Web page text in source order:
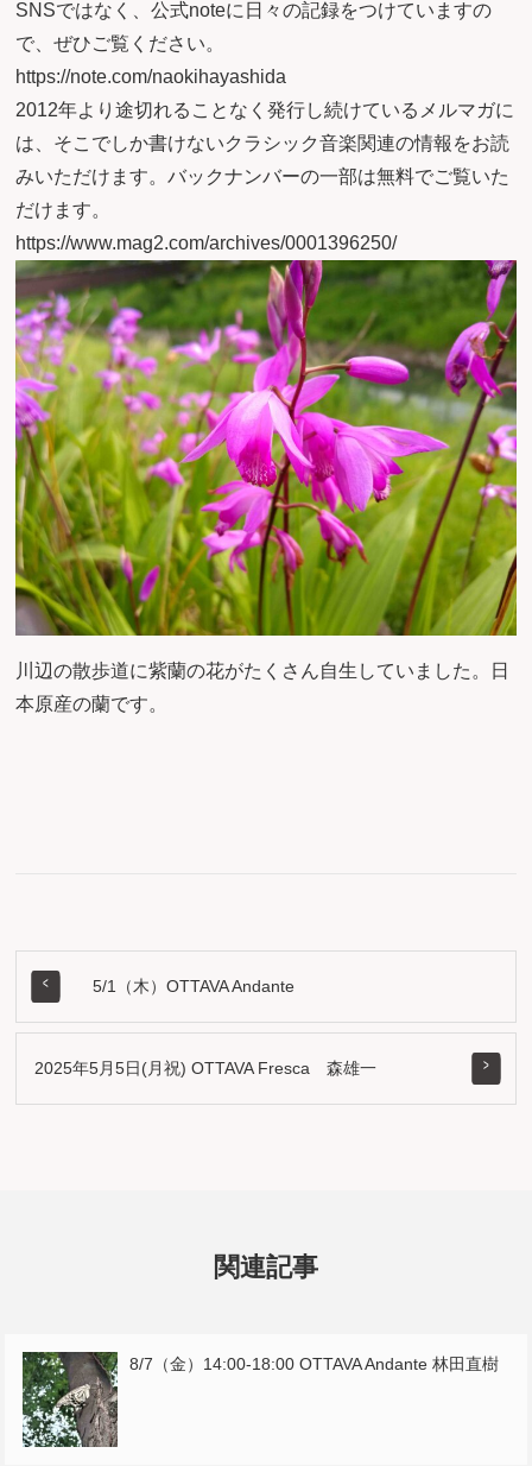
SNSではなく、公式noteに日々の記録をつけていますの
で、ぜひご覧ください。
https://note.com/naokihayashida
2012年より途切れることなく発行し続けている メルマガに
は、そこでしか書けないクラシック音楽関連の情報をお読
みいただけます。バックナンバーの一部は無料でご覧いた
だけます。
https://www.mag2.com/archives/0001396250/
川辺の散歩道に紫蘭の花がたくさん自生していました。日
本原産の蘭です。
5/1（木）OTTAVA Andante
2025年5月5日(月祝) OTTAVA Fresca 森雄一
関連記事
8/7（金）14:00-18:00 OTTAVA Andante 林田直樹